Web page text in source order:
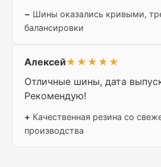
− Шины оказались кривыми,
балансировки
Алексей★★★★★
Отличные шины, дата
Рекомендую!
+ Качественная резина со
производства